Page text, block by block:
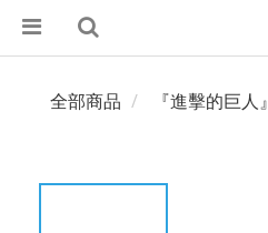
全部商品 『進擊的巨人』